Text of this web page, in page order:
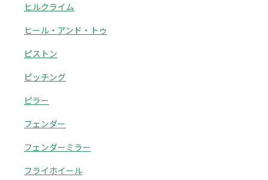
ヒルクライム
ヒール・アンド・トゥ
ピストン
ピッチング
ピラー
フェンダー
フェンダーミラー
フライホイール